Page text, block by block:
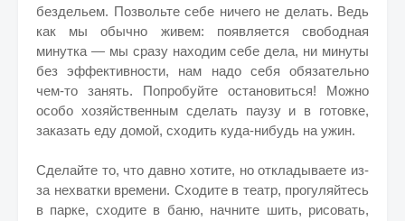
бездельем. Позвольте себе ничего не делать. Ведь
как мы обычно живем: появляется свободная
минутка — мы сразу находим себе дела, ни минуты
без эффективности, нам надо себя обязательно
чем-то занять. Попробуйте остановиться! Можно
особо хозяйственным сделать паузу и в готовке,
заказать еду домой, сходить куда-нибудь на ужин.
Сделайте то, что давно хотите, но откладываете из-
за нехватки времени. Сходите в театр, прогуляйтесь
в парке, сходите в баню, начните шить, рисовать,